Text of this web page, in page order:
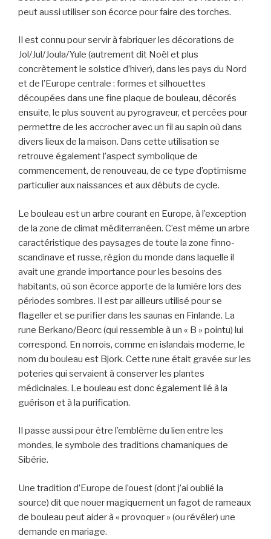
peut aussi utiliser son écorce pour faire des torches.
Il est connu pour servir à fabriquer les décorations de
Jol/Jul/Joula/Yule (autrement dit Noël et plus
concrètement le solstice d’hiver), dans les pays du Nord
et de l’Europe centrale : formes et silhouettes
découpées dans une fine plaque de bouleau, décorés
ensuite, le plus souvent au pyrograveur, et percées pour
permettre de les accrocher avec un fil au sapin où dans
divers lieux de la maison. Dans cette utilisation se
retrouve également l’aspect symbolique de
commencement, de renouveau, de ce type d’optimisme
particulier aux naissances et aux débuts de cycle.
Le bouleau est un arbre courant en Europe, à l’exception
de la zone de climat méditerranéen. C’est même un arbre
caractéristique des paysages de toute la zone finno-
scandinave et russe, région du monde dans laquelle il
avait une grande importance pour les besoins des
habitants, où son écorce apporte de la lumière lors des
périodes sombres. Il est par ailleurs utilisé pour se
flageller et se purifier dans les saunas en Finlande. La
rune Berkano/Beorc (qui ressemble à un « B » pointu) lui
correspond. En norrois, comme en islandais moderne, le
nom du bouleau est Bjork. Cette rune était gravée sur les
poteries qui servaient à conserver les plantes
médicinales. Le bouleau est donc également lié à la
guérison et à la purification.
Il passe aussi pour être l’emblème du lien entre les
mondes, le symbole des traditions chamaniques de
Sibérie.
Une tradition d’Europe de l’ouest (dont j’ai oublié la
source) dit que nouer magiquement un fagot de rameaux
de bouleau peut aider à « provoquer » (ou révéler) une
demande en mariage.